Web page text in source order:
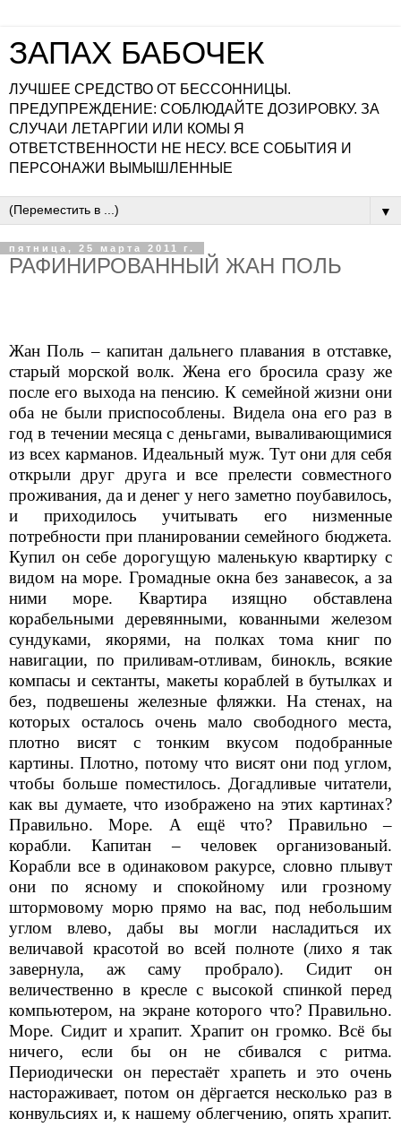
ЗАПАХ БАБОЧЕК
ЛУЧШЕЕ СРЕДСТВО ОТ БЕССОННИЦЫ.
ПРЕДУПРЕЖДЕНИЕ: СОБЛЮДАЙТЕ ДОЗИРОВКУ. ЗА
СЛУЧАИ ЛЕТАРГИИ ИЛИ КОМЫ Я
ОТВЕТСТВЕННОСТИ НЕ НЕСУ. ВСЕ СОБЫТИЯ И
ПЕРСОНАЖИ ВЫМЫШЛЕННЫЕ
▼
пятница, 25 марта 2011 г.
РАФИНИРОВАННЫЙ ЖАН ПОЛЬ
Жан Поль – капитан дальнего плавания в отставке,
старый морской волк. Жена его бросила сразу же
после его выхода на пенсию. К семейной жизни они
оба не были приспособлены. Видела она его раз в
год в течении месяца с деньгами, вываливающимися
из всех карманов. Идеальный муж. Тут они для себя
открыли друг друга и все прелести совместного
проживания, да и денег у него заметно поубавилось,
и приходилось учитывать его низменные
потребности при планировании семейного бюджета.
Купил он себе дорогущую маленькую квартирку с
видом на море. Громадные окна без занавесок, а за
ними море. Квартира изящно обставлена
корабельными деревянными, кованными железом
сундуками, якорями, на полках тома книг по
навигации, по приливам-отливам, бинокль, всякие
компасы и сектанты, макеты кораблей в бутылках и
без, подвешены железные фляжки. На стенах, на
которых осталось очень мало свободного места,
плотно висят с тонким вкусом подобранные
картины. Плотно, потому что висят они под углом,
чтобы больше поместилось. Догадливые читатели,
как вы думаете, что изображено на этих картинах?
Правильно. Море. А ещё что? Правильно –
корабли. Капитан – человек организованый.
Корабли все в одинаковом ракурсе, словно плывут
они по ясному и спокойному или грозному
штормовому морю прямо на вас, под небольшим
углом влево, дабы вы могли насладиться их
величавой красотой во всей полноте (лихо я так
завернула, аж саму пробрало). Сидит он
величественно в кресле с высокой спинкой перед
компьютером, на экране которого что? Правильно.
Море. Сидит и храпит. Храпит он громко. Всё бы
ничего, если бы он не сбивался с ритма.
Периодически он перестаёт храпеть и это очень
настораживает, потом он дёргается несколько раз в
конвульсиях и, к нашему облегчению, опять храпит.